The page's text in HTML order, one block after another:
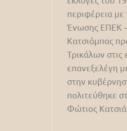
περιφέρεια
Ένωσης ΕΠΕΚ –
Κατσιάμπας
Τρικάλων
επανεξελέγη
στην
πολιτεύθηκε
Φώτιος